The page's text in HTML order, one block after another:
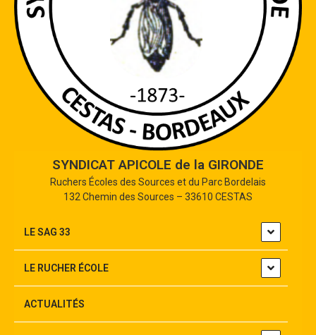
SYNDICAT APICOLE de la GIRONDE
Ruchers Écoles des Sources et du Parc Bordelais
132 Chemin des Sources – 33610 CESTAS
LE SAG 33
LE RUCHER ÉCOLE
ACTUALITÉS